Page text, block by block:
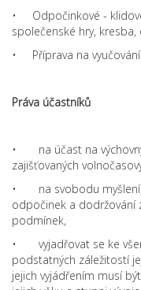
• Odpočinkové -
společenské hry,
• Příprava na
Práva účastníků
• na účast na
zajišťovaných
• na svobodu myšlení,
odpočinek a dodržování
podmínek,
• vyjadřovat se ke
podstatných záležitostí
jejich vyjádřením musí